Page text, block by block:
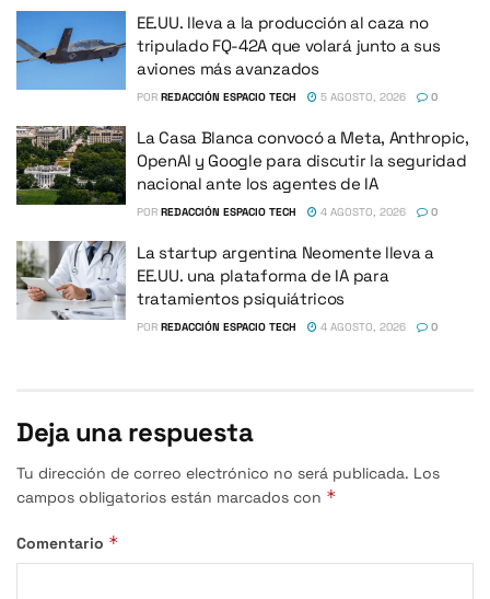
EE.UU. lleva a la producción al caza no
tripulado FQ-42A que volará junto a sus
aviones más avanzados
POR REDACCIÓN ESPACIO TECH 5 AGOSTO, 2026 0
La Casa Blanca convocó a Meta, Anthropic,
OpenAI y Google para discutir la seguridad
nacional ante los agentes de IA
POR REDACCIÓN ESPACIO TECH 4 AGOSTO, 2026 0
La startup argentina Neomente lleva a
EE.UU. una plataforma de IA para
tratamientos psiquiátricos
POR REDACCIÓN ESPACIO TECH 4 AGOSTO, 2026 0
Deja una respuesta
Tu dirección de correo electrónico no será publicada. Los
campos obligatorios están marcados con *
Comentario *